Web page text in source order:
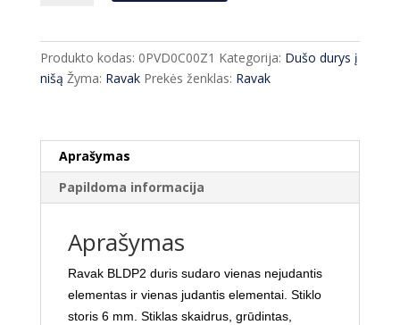
Ravak
BLDP2-
110
Produkto kodas: 0PVD0C00Z1 Kategorija: Dušo durys į
nišą Žyma: Ravak Prekės ženklas: Ravak
Aprašymas
Papildoma informacija
Aprašymas
Ravak BLDP2 duris sudaro vienas nejudantis
elementas ir vienas judantis elementai. Stiklo
storis 6 mm. Stiklas skaidrus, grūdintas,